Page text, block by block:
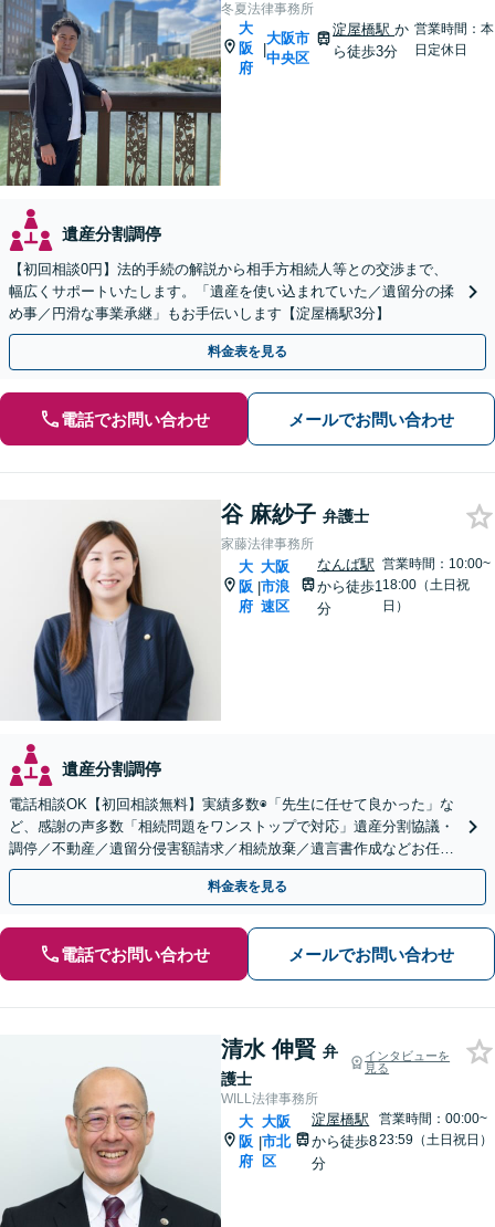
冬夏法律事務所
大
阪
府
|
大阪市
中央区
淀屋橋駅か
ら徒歩3分
営業時間：本
日定休日
遺産分割調停
【初回相談0円】法的手続の解説から相手方相続人等との交渉まで、
幅広くサポートいたします。「遺産を使い込まれていた／遺留分の揉
め事／円滑な事業承継」もお手伝いします【淀屋橋駅3分】
料金表を見る
電話でお問い合わせ メールでお問い合わせ
谷 麻紗子 弁護士
家藤法律事務所
大
阪
府
|
大阪
市浪
速区
なんば駅
から徒歩1
分
営業時間：10:00~
18:00（土日祝
日）
遺産分割調停
電話相談OK【初回相談無料】実績多数◉「先生に任せて良かった」な
ど、感謝の声多数「相続問題をワンストップで対応」遺産分割協議・
調停／不動産／遺留分侵害額請求／相続放棄／遺言書作成などお任
せ。司法書士・不動産業者などと連携可【休日・夜間対応】
料金表を見る
電話でお問い合わせ メールでお問い合わせ
清水 伸賢 弁
護士
インタビューを
見る
WILL法律事務所
大
阪
府
|
大阪
市北
区
淀屋橋駅
から徒歩8
分
営業時間：00:00~
23:59（土日祝日）